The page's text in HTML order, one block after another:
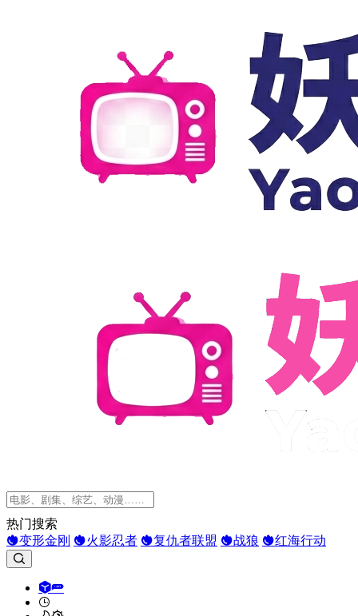
热门搜索
变形金刚
火影忍者 复仇者联盟 战狼 红海行动